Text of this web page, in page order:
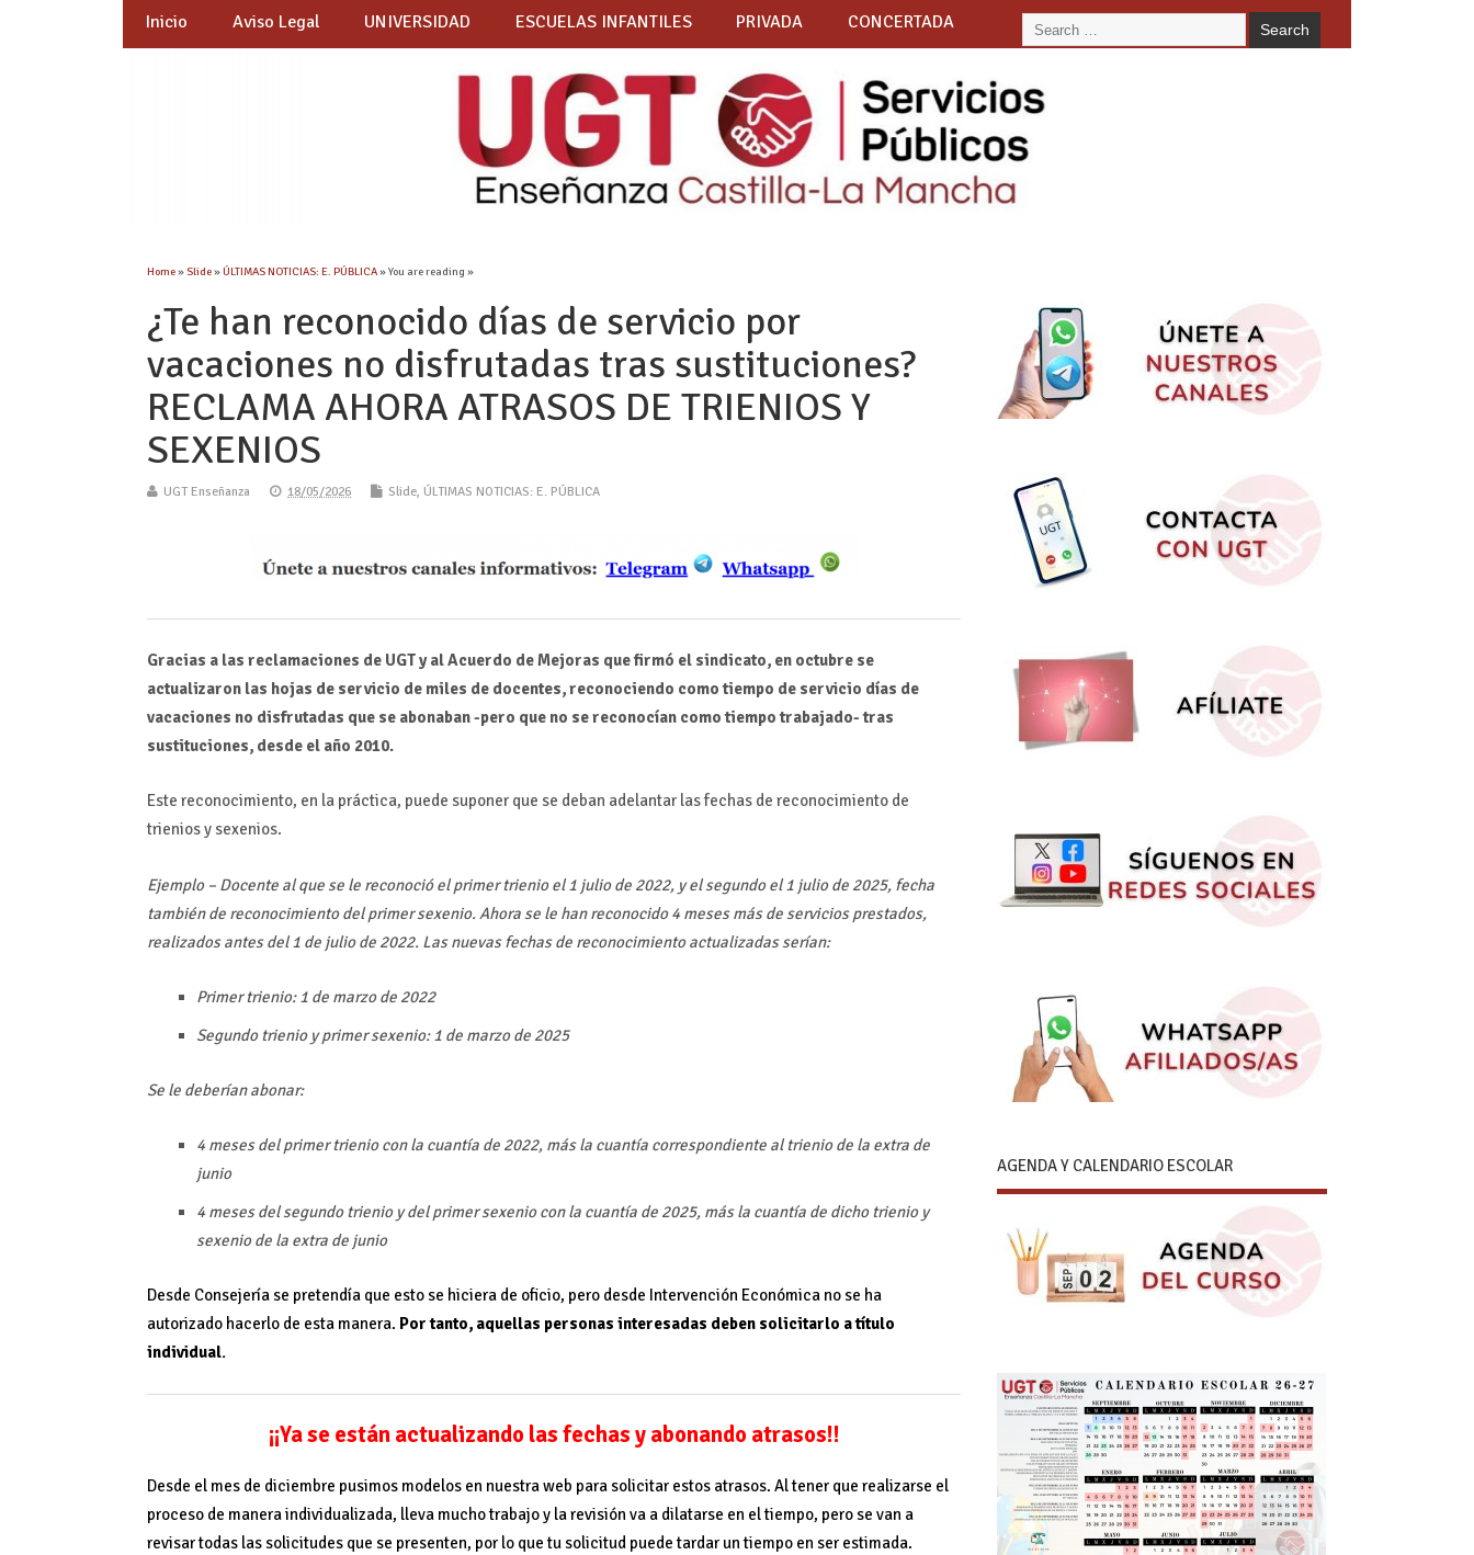
Inicio Aviso Legal UNIVERSIDAD ESCUELAS INFANTILES PRIVADA CONCERTADA
Home»Slide»ÚLTIMAS NOTICIAS: E. PÚBLICA» You are reading »
¿Te han reconocido días de servicio por
vacaciones no disfrutadas tras sustituciones?
RECLAMA AHORA ATRASOS DE TRIENIOS Y
SEXENIOS
UGT Enseñanza 18/05/2026 Slide, ÚLTIMAS NOTICIAS: E. PÚBLICA
Gracias a las reclamaciones de UGT y al Acuerdo de Mejoras que firmó el sindicato, en octubre se
actualizaron las hojas de servicio de miles de docentes, reconociendo como tiempo de servicio días de
vacaciones no disfrutadas que se abonaban -pero que no se reconocían como tiempo trabajado- tras
sustituciones, desde el año 2010.
Este reconocimiento, en la práctica, puede suponer que se deban adelantar las fechas de reconocimiento de
trienios y sexenios.
Ejemplo – Docente al que se le reconoció el primer trienio el 1 julio de 2022, y el segundo el 1 julio de 2025, fecha
también de reconocimiento del primer sexenio. Ahora se le han reconocido 4 meses más de servicios prestados,
realizados antes del 1 de julio de 2022. Las nuevas fechas de reconocimiento actualizadas serían:
Primer trienio: 1 de marzo de 2022
Segundo trienio y primer sexenio: 1 de marzo de 2025
Se le deberían abonar:
4 meses del primer trienio con la cuantía de 2022, más la cuantía correspondiente al trienio de la extra de
junio
4 meses del segundo trienio y del primer sexenio con la cuantía de 2025, más la cuantía de dicho trienio y
sexenio de la extra de junio
Desde Consejería se pretendía que esto se hiciera de oficio, pero desde Intervención Económica no se ha
autorizado hacerlo de esta manera. Por tanto, aquellas personas interesadas deben solicitarlo a título
individual.
¡¡Ya se están actualizando las fechas y abonando atrasos!!
Desde el mes de diciembre pusimos modelos en nuestra web para solicitar estos atrasos. Al tener que realizarse el
proceso de manera individualizada, lleva mucho trabajo y la revisión va a dilatarse en el tiempo, pero se van a
revisar todas las solicitudes que se presenten, por lo que tu solicitud puede tardar un tiempo en ser estimada.
AGENDA Y CALENDARIO ESCOLAR